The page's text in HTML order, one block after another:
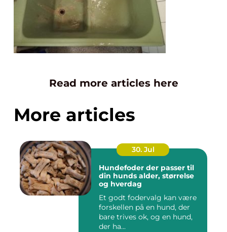
Read more articles here
More articles
30. Jul
Hundefoder der passer til
din hunds alder, størrelse
og hverdag
Et godt fodervalg kan være
forskellen på en hund, der
bare trives ok, og en hund,
der ha...